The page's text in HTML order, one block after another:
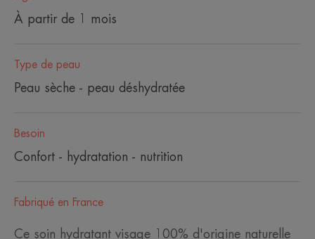
À partir de 1 mois
Type de peau
Peau sèche - peau déshydratée
Besoin
Confort - hydratation - nutrition
Fabriqué en France
Ce soin hydratant visage 100% d'origine naturelle